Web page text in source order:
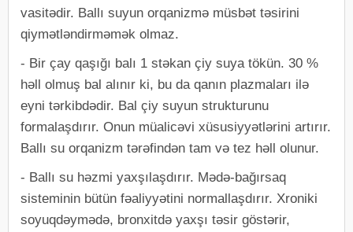
vasitədir. Ballı suyun orqanizmə müsbət təsirini
qiymətləndirməmək olmaz.
- Bir çay qaşığı balı 1 stəkan çiy suya tökün. 30 %
həll olmuş bal alınır ki, bu da qanın plazmaları ilə
eyni tərkibdədir. Bal çiy suyun strukturunu
formalaşdırır. Onun müalicəvi xüsusiyyətlərini artırır.
Ballı su orqanizm tərəfindən tam və tez həll olunur.
- Ballı su həzmi yaxşılaşdırır. Mədə-bağırsaq
sisteminin bütün fəaliyyətini normallaşdırır. Xroniki
soyuqdəymədə, bronxitdə yaxşı təsir göstərir,